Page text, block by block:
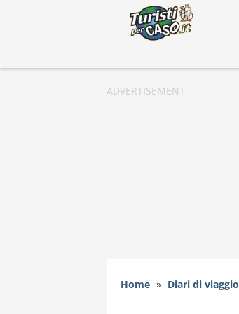
Home » Diari di viaggio